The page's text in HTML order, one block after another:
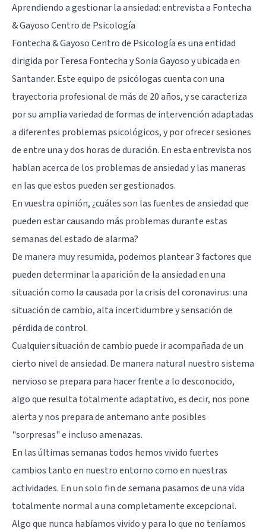
Aprendiendo a gestionar la ansiedad: entrevista a Fontecha
& Gayoso Centro de Psicología
Fontecha & Gayoso Centro de Psicologíaes una entidad
dirigida por Teresa Fontecha y Sonia Gayoso y ubicada en
Santander. Este equipo de psicólogas cuenta con una
trayectoria profesional de más de 20 años, y se caracteriza
por su amplia variedad de formas de intervención adaptadas
a diferentes problemas psicológicos, y por ofrecer sesiones
de entre una y dos horas de duración. En esta entrevista nos
hablan acerca de los problemas de ansiedad y las maneras
en las que estos pueden ser gestionados.
En vuestra opinión, ¿cuáles son las fuentes de ansiedad que
pueden estar causando más problemas durante estas
semanas del estado de alarma?
De manera muy resumida, podemos plantear 3 factores que
pueden determinar la aparición de la ansiedad en una
situación como la causada por la crisis del coronavirus: una
situación de cambio, alta incertidumbre y sensación de
pérdida de control.
Cualquier situación de cambio puede ir acompañada de un
cierto nivel de ansiedad. De manera natural nuestrosistema
nerviosose prepara para hacer frente a lo desconocido,
algo que resulta totalmente adaptativo, es decir, nos pone
alerta y nos prepara de antemano ante posibles
"sorpresas" e incluso amenazas.
En las últimas semanas todos hemos vivido fuertes
cambios tanto en nuestro entorno como en nuestras
actividades. En un solo fin de semana pasamos de una vida
totalmente normal a una completamente excepcional.
Algo que nunca habíamos vivido y para lo que no teníamos